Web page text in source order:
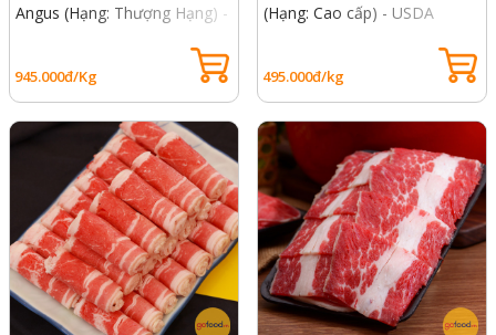
Angus (Hạng: Thượng Hạng) -
945.000đ/Kg
(Hạng: Cao cấp) - USDA
495.000đ/kg